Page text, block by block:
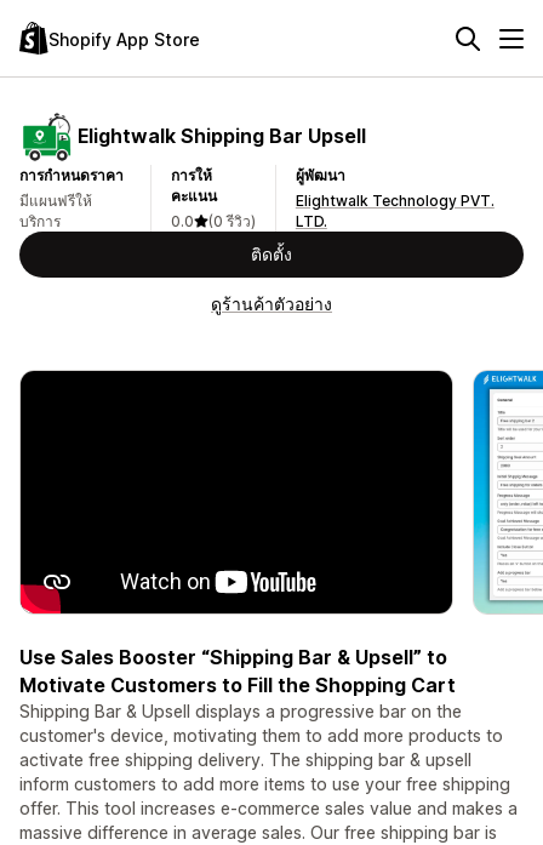
Shopify App Store
Elightwalk Shipping Bar Upsell
การกำหนดราคา
มีแผนฟรีให้
บริการ
การให้
คะแนน
0.0
(0 รีวิว)
ผู้พัฒนา
Elightwalk Technology PVT.
LTD.
ติดตั้ง
ดูร้านค้าตัวอย่าง
Use Sales Booster “Shipping Bar & Upsell” to
Motivate Customers to Fill the Shopping Cart
Shipping Bar & Upsell displays a progressive bar on the
customer's device, motivating them to add more products to
activate free shipping delivery. The shipping bar & upsell
inform customers to add more items to use your free shipping
offer. This tool increases e-commerce sales value and makes a
massive difference in average sales. Our free shipping bar is